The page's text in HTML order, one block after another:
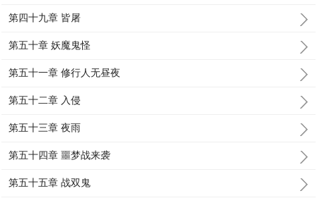
第四十九章 皆屠
第五十章 妖魔鬼怪
第五十一章 修行人无昼夜
第五十二章 入侵
第五十三章 夜雨
第五十四章 噩梦战来袭
第五十五章 战双鬼